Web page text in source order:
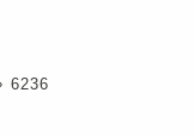
6236